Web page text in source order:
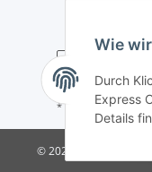
* Alle Preise zzgl.
© 2025
Wie
Durch
Express
Details